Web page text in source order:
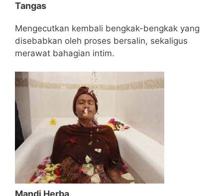
Tangas
Mengecutkan kembali bengkak-bengkak yang
disebabkan oleh proses bersalin, sekaligus
merawat bahagian intim.